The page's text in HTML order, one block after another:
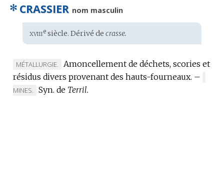
✻ CRASSIER nom masculin
Étymologie
:
xviiiesiècle. Dérivé de crasse.
MARQUE
DE
DOMAINE
MÉTALLURGIE.
Amoncellement de déchets, scories et
résidus divers provenant des hauts-fourneaux. –
MINES. Syn. de Terril.